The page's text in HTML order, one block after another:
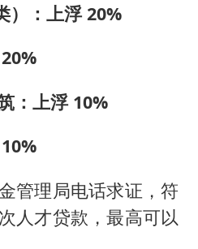
）：上浮 20%
：上浮 10%
管理局电话求证，符
人才贷款，最高可以